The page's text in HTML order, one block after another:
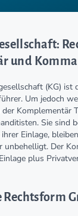
und
(KG) ist
Um jedoch
Komplementär
Sie sind
Einlage,
unbehelligt. Der
plus